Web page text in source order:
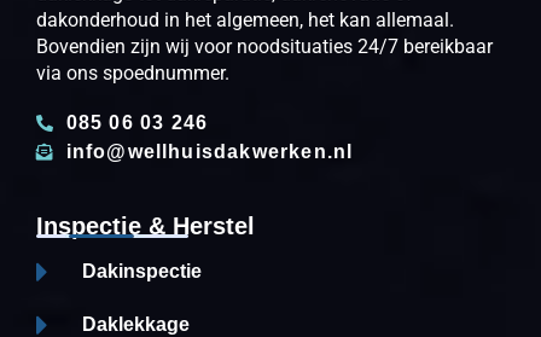
dakonderhoud in het algemeen, het kan allemaal.
Bovendien zijn wij voor noodsituaties 24/7 bereikbaar
via ons spoednummer.
085 06 03 246
info@wellhuisdakwerken.nl
Inspectie & Herstel
Dakinspectie
Daklekkage